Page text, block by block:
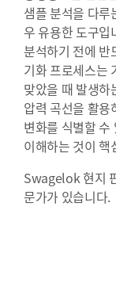
샘플 분석을 다
우 유용한 도구입
분석하기 전에 반
기화 프로세스는
맞았을 때 발생하
압력 곡선을 활용
변화를 식별할
이해하는 것이 핵
Swagelok 현지
문가가 있습니다.